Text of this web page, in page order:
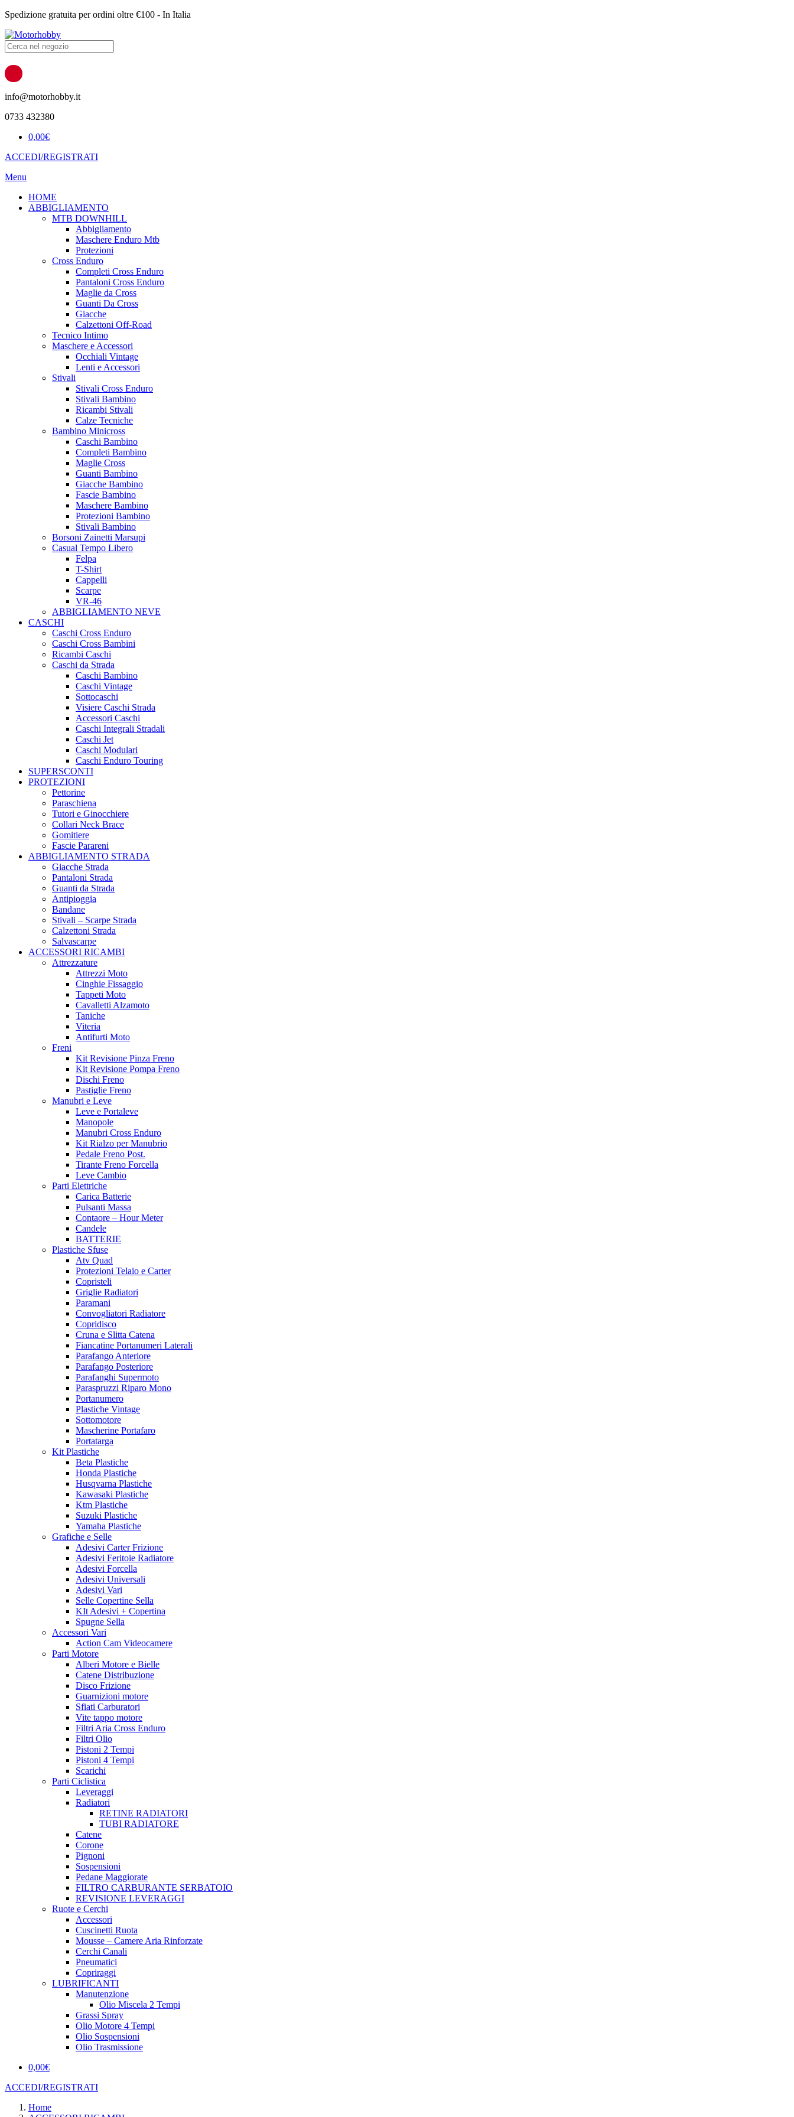
Spedizione gratuita per ordini oltre €100 - In Italia
Products
search
info@motorhobby.it
0733 432380
0,00€
ACCEDI/REGISTRATI
Menu
HOME
ABBIGLIAMENTO
MTB DOWNHILL
Abbigliamento
Maschere Enduro Mtb
Protezioni
Cross Enduro
Completi Cross Enduro
Pantaloni Cross Enduro
Maglie da Cross
Guanti Da Cross
Giacche
Calzettoni Off-Road
Tecnico Intimo
Maschere e Accessori
Occhiali Vintage
Lenti e Accessori
Stivali
Stivali Cross Enduro
Stivali Bambino
Ricambi Stivali
Calze Tecniche
Bambino Minicross
Caschi Bambino
Completi Bambino
Maglie Cross
Guanti Bambino
Giacche Bambino
Fascie Bambino
Maschere Bambino
Protezioni Bambino
Stivali Bambino
Borsoni Zainetti Marsupi
Casual Tempo Libero
Felpa
T-Shirt
Cappelli
Scarpe
VR-46
ABBIGLIAMENTO NEVE
CASCHI
Caschi Cross Enduro
Caschi Cross Bambini
Ricambi Caschi
Caschi da Strada
Caschi Bambino
Caschi Vintage
Sottocaschi
Visiere Caschi Strada
Accessori Caschi
Caschi Integrali Stradali
Caschi Jet
Caschi Modulari
Caschi Enduro Touring
SUPERSCONTI
PROTEZIONI
Pettorine
Paraschiena
Tutori e Ginocchiere
Collari Neck Brace
Gomitiere
Fascie Parareni
ABBIGLIAMENTO STRADA
Giacche Strada
Pantaloni Strada
Guanti da Strada
Antipioggia
Bandane
Stivali – Scarpe Strada
Calzettoni Strada
Salvascarpe
ACCESSORI RICAMBI
Attrezzature
Attrezzi Moto
Cinghie Fissaggio
Tappeti Moto
Cavalletti Alzamoto
Taniche
Viteria
Antifurti Moto
Freni
Kit Revisione Pinza Freno
Kit Revisione Pompa Freno
Dischi Freno
Pastiglie Freno
Manubri e Leve
Leve e Portaleve
Manopole
Manubri Cross Enduro
Kit Rialzo per Manubrio
Pedale Freno Post.
Tirante Freno Forcella
Leve Cambio
Parti Elettriche
Carica Batterie
Pulsanti Massa
Contaore – Hour Meter
Candele
BATTERIE
Plastiche Sfuse
Atv Quad
Protezioni Telaio e Carter
Copristeli
Griglie Radiatori
Paramani
Convogliatori Radiatore
Copridisco
Cruna e Slitta Catena
Fiancatine Portanumeri Laterali
Parafango Anteriore
Parafango Posteriore
Parafanghi Supermoto
Paraspruzzi Riparo Mono
Portanumero
Plastiche Vintage
Sottomotore
Mascherine Portafaro
Portatarga
Kit Plastiche
Beta Plastiche
Honda Plastiche
Husqvarna Plastiche
Kawasaki Plastiche
Ktm Plastiche
Suzuki Plastiche
Yamaha Plastiche
Grafiche e Selle
Adesivi Carter Frizione
Adesivi Feritoie Radiatore
Adesivi Forcella
Adesivi Universali
Adesivi Vari
Selle Copertine Sella
KIt Adesivi + Copertina
Spugne Sella
Accessori Vari
Action Cam Videocamere
Parti Motore
Alberi Motore e Bielle
Catene Distribuzione
Disco Frizione
Guarnizioni motore
Sfiati Carburatori
Vite tappo motore
Filtri Aria Cross Enduro
Filtri Olio
Pistoni 2 Tempi
Pistoni 4 Tempi
Scarichi
Parti Ciclistica
Leveraggi
Radiatori
RETINE RADIATORI
TUBI RADIATORE
Catene
Corone
Pignoni
Sospensioni
Pedane Maggiorate
FILTRO CARBURANTE SERBATOIO
REVISIONE LEVERAGGI
Ruote e Cerchi
Accessori
Cuscinetti Ruota
Mousse – Camere Aria Rinforzate
Cerchi Canali
Pneumatici
Copriraggi
LUBRIFICANTI
Manutenzione
Olio Miscela 2 Tempi
Grassi Spray
Olio Motore 4 Tempi
Olio Sospensioni
Olio Trasmissione
0,00€
ACCEDI/REGISTRATI
Home